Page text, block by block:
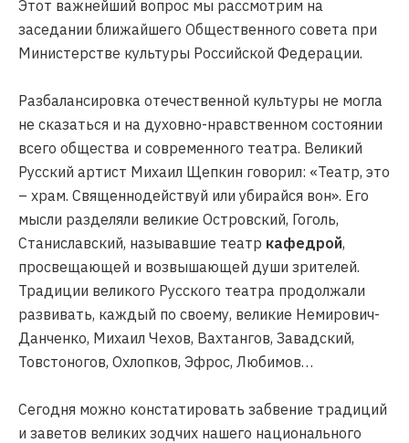
Этот важнейший вопрос мы рассмотрим на
заседании ближайшего Общественного совета при
Министерстве культуры Российской Федерации.
Разбалансировка отечественной культуры не могла
не сказаться и на духовно-нравственном состоянии
всего общества и современного театра. Великий
Русский артист Михаил Щепкин говорил: «Театр, это
– храм. Священнодействуй или убирайся вон». Его
мысли разделяли великие Островский, Гоголь,
Станиславский, называвшие театр кафедрой,
просвещающей и возвышающей души зрителей.
Традиции великого Русского театра продолжали
развивать, каждый по своему, великие Немирович-
Данченко, Михаил Чехов, Вахтангов, Завадский,
Товстоногов, Охлопков, Эфрос, Любимов…
Сегодня можно констатировать забвение традиций
и заветов великих зодчих нашего национального